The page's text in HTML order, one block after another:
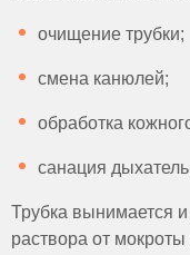
очищение трубки;
смена канюлей;
обработка
санация
Трубка вынимается
раствора от мокроты